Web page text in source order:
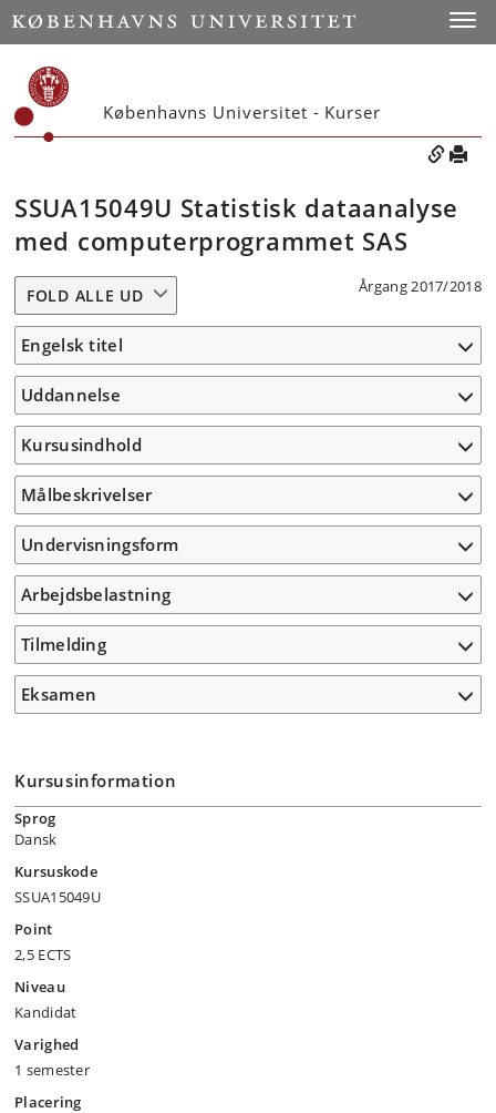
Københavns Universitet - Kurser
SSUA15049U Statistisk dataanalyse
med computerprogrammet SAS
Årgang 2017/2018
FOLD ALLE UD
Engelsk titel
Uddannelse
Kursusindhold
Målbeskrivelser
Undervisningsform
Arbejdsbelastning
Tilmelding
Eksamen
Kursusinformation
Sprog
Dansk
Kursuskode
SSUA15049U
Point
2,5 ECTS
Niveau
Kandidat
Varighed
1 semester
Placering